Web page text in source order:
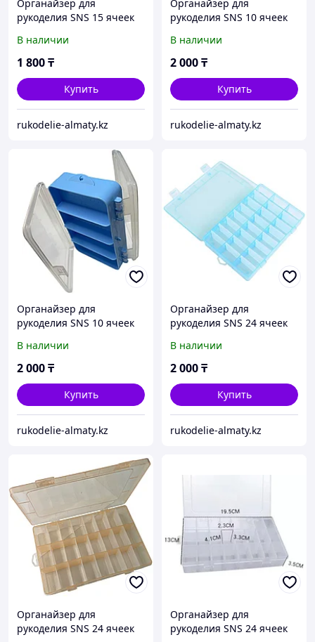
Органайзер для
рукоделия SNS 15 ячеек
В наличии
1 800₸
Купить
rukodelie-almaty.kz
Органайзер для
рукоделия SNS 10 ячеек
В наличии
2 000₸
Купить
rukodelie-almaty.kz
Органайзер для
рукоделия SNS 10 ячеек
В наличии
2 000₸
Купить
rukodelie-almaty.kz
Органайзер для
рукоделия SNS 24 ячеек
В наличии
2 000₸
Купить
rukodelie-almaty.kz
Органайзер для
рукоделия SNS 24 ячеек
Органайзер для
рукоделия SNS 24 ячеек